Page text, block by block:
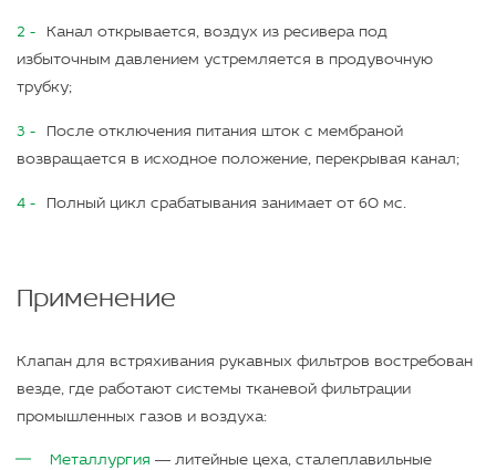
Канал открывается, воздух из ресивера под
избыточным давлением устремляется в продувочную
трубку;
После отключения питания шток с мембраной
возвращается в исходное положение, перекрывая канал;
Полный цикл срабатывания занимает от 60 мс.
Применение
Клапан для встряхивания рукавных фильтров востребован
везде, где работают системы тканевой фильтрации
промышленных газов и воздуха:
Металлургия — литейные цеха, сталеплавильные